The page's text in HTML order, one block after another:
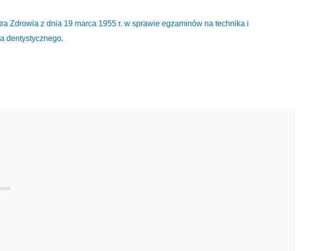
Zdrowia z dnia 19 marca 1955 r. w sprawie egzaminów na technika i
dentystycznego.